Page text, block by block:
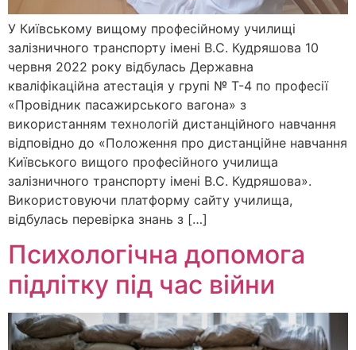
У Київському вищому професійному училищі
залізничного транспорту імені В.С. Кудряшова 10
червня 2022 року відбулась Державна
кваліфікаційна атестація у групі № Т-4 по професії
«Провідник пасажирського вагона» з
використанням технологій дистанційного навчання
відповідно до «Положення про дистанційне навчання
Київського вищого професійного училища
залізничного транспорту імені В.С. Кудряшова».
Використовуючи платформу сайту училища,
відбулась перевірка знань з […]
Психологічна допомога
підлітку під час війни